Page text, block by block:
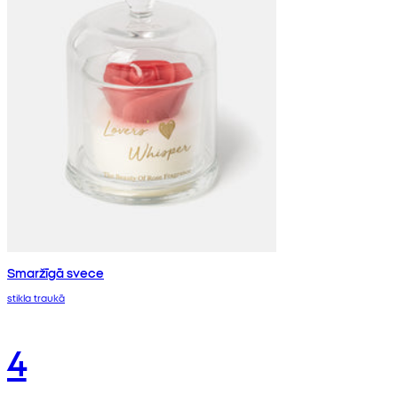
Smaržīgā svece
stikla traukā
4